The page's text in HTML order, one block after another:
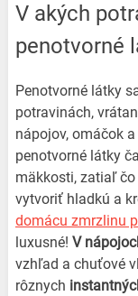
V akých potravinách môžeme
penotvorné
Penotvorné látky
potravinách,
nápojov, omáčok
penotvorné látky
mäkkosti, zatiaľ čo
vytvoriť hladkú a
domácu zmrzlinu
luxusné! V
vzhľad a chuťové
rôznych